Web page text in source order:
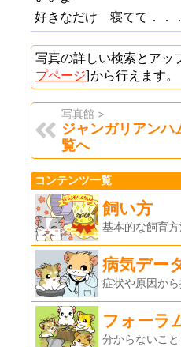
好きなだけ 寝てて．．
写真の詳しい検索とアッ
プページ]から行えます。
写真館 >
ジャンガリアンハ
覧へ
コンテンツ一覧
飼い方
基本的な飼育
病気デー
症状や原因か
フォーラ
分からないこ